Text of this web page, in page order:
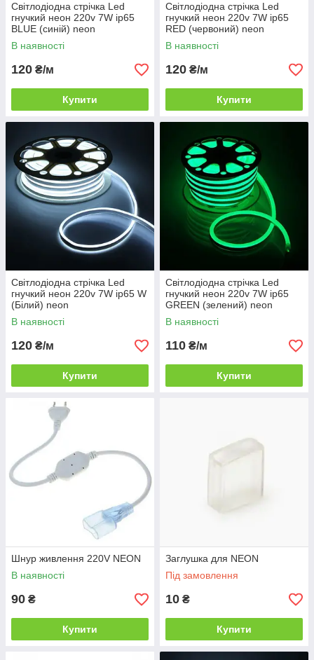
Світлодіодна стрічка Led
гнучкий неон 220v 7W ip65
BLUE (синій) neon
В наявності
120 ₴/м
Купити
Світлодіодна стрічка Led
гнучкий неон 220v 7W ip65
RED (червоний) neon
В наявності
120 ₴/м
Купити
Світлодіодна стрічка Led
гнучкий неон 220v 7W ip65 W
(Білий) neon
В наявності
120 ₴/м
Купити
Світлодіодна стрічка Led
гнучкий неон 220v 7W ip65
GREEN (зелений) neon
В наявності
110 ₴/м
Купити
Шнур живлення 220V NEON
В наявності
90 ₴
Купити
Заглушка для NEON
Під замовлення
10 ₴
Купити